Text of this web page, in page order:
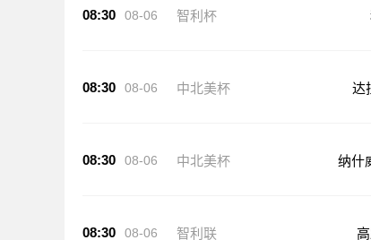
08:30 08-06 智利杯
08:30 08-06 中北美杯 达
08:30 08-06 中北美杯 纳什
08:30 08-06 智利联